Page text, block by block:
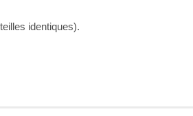
identiques).